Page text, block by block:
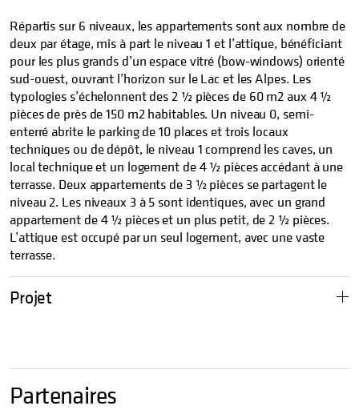
Répartis sur 6 niveaux, les appartements sont aux nombre de
deux par étage, mis à part le niveau 1 et l’attique, bénéficiant
pour les plus grands d’un espace vitré (bow-windows) orienté
sud-ouest, ouvrant l’horizon sur le Lac et les Alpes. Les
typologies s’échelonnent des 2 ½ pièces de 60 m2 aux 4 ½
pièces de près de 150 m2 habitables. Un niveau 0, semi-
enterré abrite le parking de 10 places et trois locaux
techniques ou de dépôt, le niveau 1 comprend les caves, un
local technique et un logement de 4 ½ pièces accédant à une
terrasse. Deux appartements de 3 ½ pièces se partagent le
niveau 2. Les niveaux 3 à 5 sont identiques, avec un grand
appartement de 4 ½ pièces et un plus petit, de 2 ½ pièces.
L’attique est occupé par un seul logement, avec une vaste
terrasse.
Projet
Partenaires